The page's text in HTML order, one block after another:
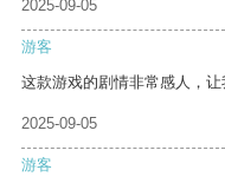
2025-09-05
游客
这款游戏的剧情非常感人，让
2025-09-05
游客